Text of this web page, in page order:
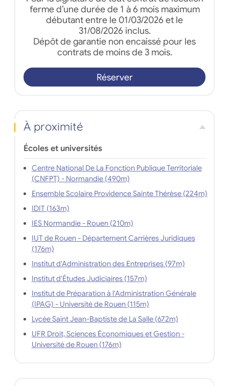
ferme d’une durée de 1 à 6 mois maximum
débutant entre le 01/03/2026 et le
31/08/2026 inclus.
Dépôt de garantie non encaissé pour les
contrats de moins de 3 mois.
Réserver
À proximité
Écoles et universités
Centre National De La Fonction Publique Territoriale
(CNFPT) - Normandie (490m)
Ensemble Scolaire Providence Sainte Thérèse (224m)
IDIT (163m)
IES Normandie - Rouen (210m)
IUT de Rouen - Département Carrières Juridiques
(176m)
Institut d'Administration des Entreprises (97m)
Institut d'Études Judiciaires (157m)
Institut de Préparation à l'Administration Générale
(IPAG) - Université de Rouen (115m)
Lycée Saint Jean-Baptiste de La Salle (672m)
UFR Droit, Sciences Économiques et Gestion -
Université de Rouen (176m)